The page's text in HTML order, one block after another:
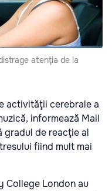
atenţia de la
activităţii cerebrale a
informează Mail
gradul de reacţie al
fiind mult mai
College London au